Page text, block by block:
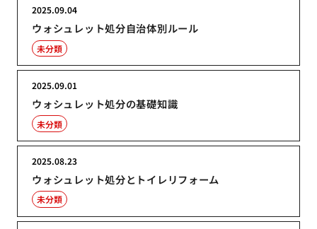
ウォシュレット処分自治体別ルール
2025.09.04
未分類
ウォシュレット処分の基礎知識
2025.09.01
未分類
ウォシュレット処分とトイレリフォーム
2025.08.23
未分類